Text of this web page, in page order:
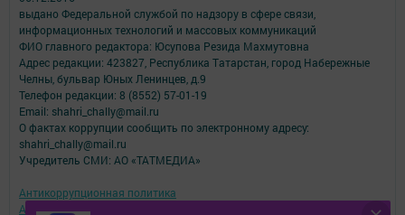
выдано Федеральной службой по надзору в сфере связи,
информационных технологий и массовых коммуникаций
ФИО главного редактора: Юсупова Резида Махмутовна
Адрес редакции: 423827, Республика Татарстан, город Набережные
Челны, бульвар Юных Ленинцев, д.9
Телефон редакции: 8 (8552) 57-01-19
Email: shahri_chally@mail.ru
О фактах коррупции сообщить по электронному адресу:
shahri_chally@mail.ru
Учредитель СМИ: АО «ТАТМЕДИА»
Антикоррупционная политика
АО «ТАТМЕДИА» использует «cookie»
для персонализации сервисов и